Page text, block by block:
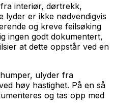
interiør, dørtrekk,
lyder er ikke nødvendigvis
og kreve feilsøking
ingen godt dokumentert,
at dette oppstår ved en
ulyder fra
høy hastighet. På en så
og tas opp med